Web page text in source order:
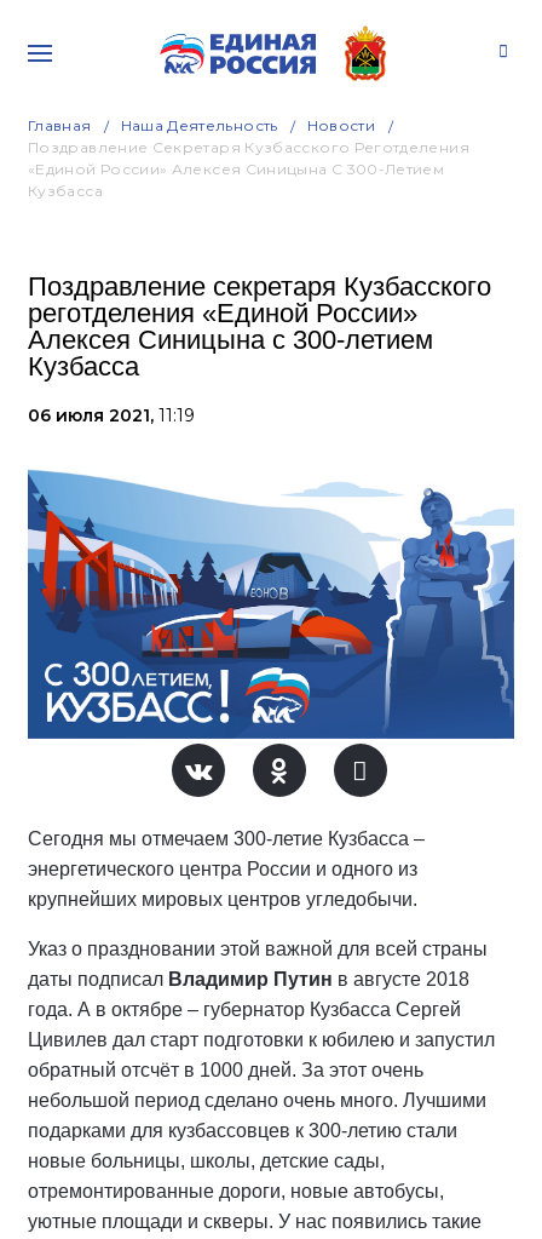
Главная Наша Деятельность
Новости
Поздравление Секретаря Кузбасского Реготделения
«Единой России» Алексея Синицына С 300-Летием
Кузбасса
Поздравление секретаря Кузбасского
реготделения «Единой России»
Алексея Синицына с 300-летием
Кузбасса
06 июля 2021, 11:19
Сегодня мы отмечаем 300-летие Кузбасса –
энергетического центра России и одного из
крупнейших мировых центров угледобычи.
Указ о праздновании этой важной для всей страны
даты подписал Владимир Путин в августе 2018
года. А в октябре – губернатор Кузбасса Сергей
Цивилев дал старт подготовки к юбилею и запустил
обратный отсчёт в 1000 дней. За этот очень
небольшой период сделано очень много. Лучшими
подарками для кузбассовцев к 300-летию стали
новые больницы, школы, детские сады,
отремонтированные дороги, новые автобусы,
уютные площади и скверы. У нас появились такие